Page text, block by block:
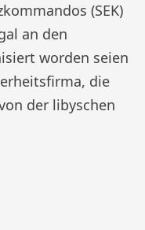
(SEK)
an den
worden seien
die
der libyschen